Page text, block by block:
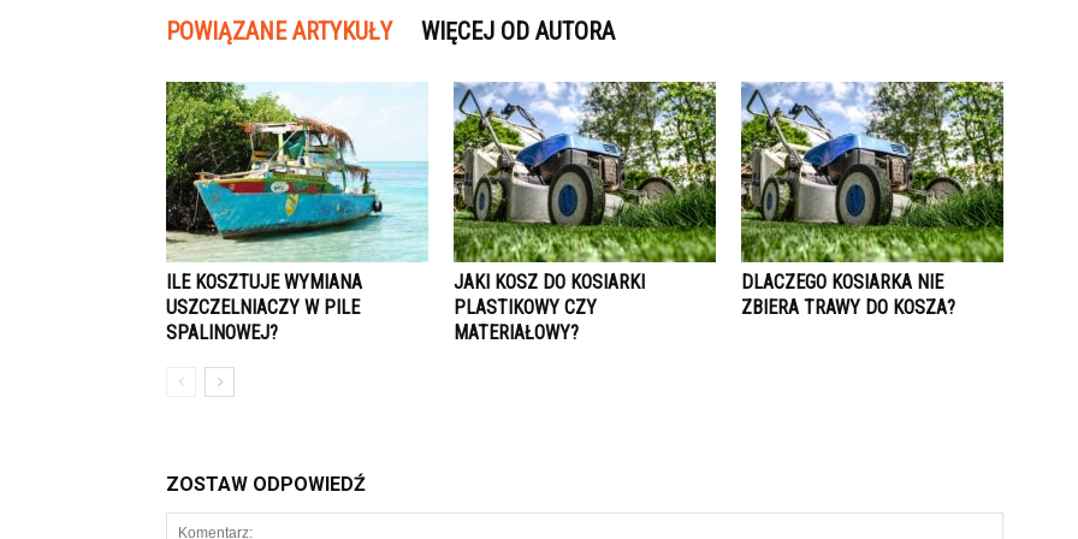
POWIĄZANE ARTYKUŁY WIĘCEJ OD AUTORA
ILE KOSZTUJE WYMIANA
USZCZELNIACZY W PILE
SPALINOWEJ?
JAKI KOSZ DO KOSIARKI
PLASTIKOWY CZY
MATERIAŁOWY?
DLACZEGO KOSIARKA NIE
ZBIERA TRAWY DO KOSZA?
ZOSTAW ODPOWIEDŹ